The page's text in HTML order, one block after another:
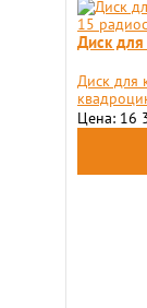
Диск для
Диск для
Цена: 16